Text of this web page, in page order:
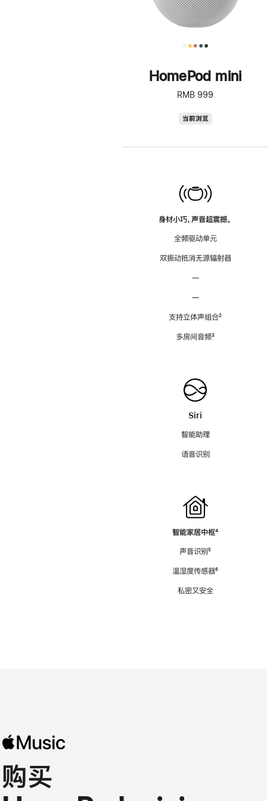
HomePod mini
RMB 999
当前浏览
身材小巧，声音超震撼。
全频驱动单元
双振动抵消无源辐射器
—
—
支持立体声组合脚
²
多房间音频脚
³
Siri
智能助理
语音识别
智能家居中枢脚
⁴
声音识别脚
⁵
温湿度传感器脚
⁶
私密又安全
购买